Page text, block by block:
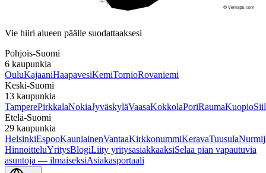
Vie hiiri alueen päälle suodattaaksesi
Pohjois-Suomi
6 kaupunkia
OuluKajaaniHaapavesiKemiTornioRovaniemi
Keski-Suomi
13 kaupunkia
TamperePirkkalaNokiaJyväskyläVaasaKokkolaPoriRaumaKuopio
Etelä-Suomi
29 kaupunkia
HelsinkiEspooKauniainenVantaaKirkkonummiKeravaTuusula
HinnoitteluYritysBlogiLiity yritysasiakkaaksiSelaa pian vapautuvia
asuntoja — ilmaiseksiAsiakasportaali